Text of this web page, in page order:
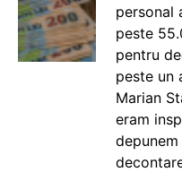
personal
peste
pentru
peste un
Marian
eram